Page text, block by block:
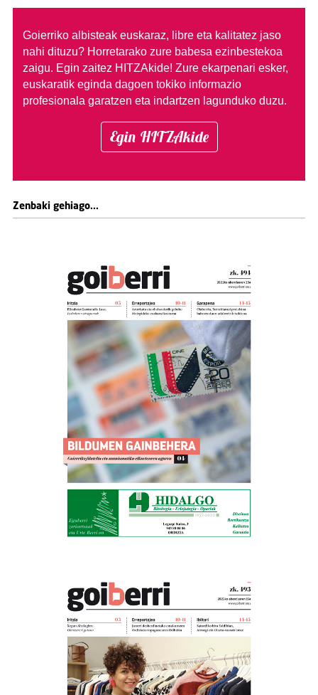
Goierriko albisteak euskaraz, libre eta kalitatez jaso
nahi dituzu? Horretarako zure babesa ezinbestekoa
zaigu. Egin zaitez HITZAkide! Zure ekarpenari esker,
euskaratik eginda dagoen tokiko informazio
profesionala garatzen eta indartzen lagunduko duzu.
Egin HITZAkide
Zenbaki gehiago...